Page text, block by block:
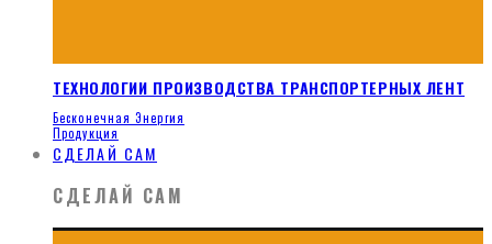
ТЕХНОЛОГИИ ПРОИЗВОДСТВА ТРАНСПОРТЕРНЫХ ЛЕНТ
Бесконечная Энергия
Продукция
СДЕЛАЙ САМ
СДЕЛАЙ САМ